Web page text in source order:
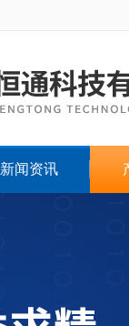
新闻资讯